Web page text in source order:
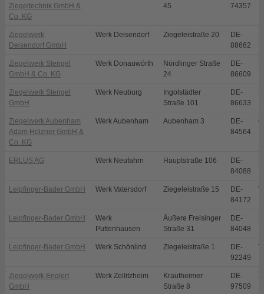
Ziegeltechnik GmbH &
Co. KG
45
74357
Ziegelwerk
Deisendorf GmbH
Werk Deisendorf Ziegeleistraße 20
DE-
88662
Ziegelwerk Stengel
GmbH & Co. KG
Werk Donauwörth
Nördlinger Straße
24
DE-
86609
Ziegelwerk Stengel
GmbH
Werk Neuburg
Ingolstädter
Straße 101
DE-
86633
Ziegelwerk Aubenham
Adam Holzner GmbH &
Co. KG
Werk Aubenham Aubenham 3
DE-
84564
ERLUS AG Werk Neufahrn Hauptstraße 106
DE-
84088
Leipfinger-Bader GmbH Werk Vatersdorf Ziegeleistraße 15
DE-
84172
Leipfinger-Bader GmbH
Werk
Puttenhausen
Äußere Freisinger
Straße 31
DE-
84048
Leipfinger-Bader GmbH Werk Schönlind Ziegeleistraße 1
DE-
92249
Ziegelwerk Englert
GmbH
Werk Zeilitzheim
Krautheimer
Straße 8
DE-
97509